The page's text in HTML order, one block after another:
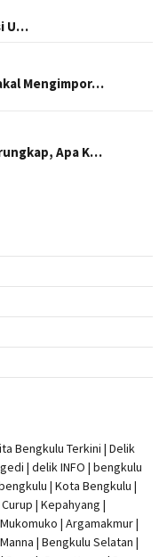
U…
Mengimpor…
Apa K…
Bengkulu Terkini | Delik
| delik INFO | bengkulu
| Kota Bengkulu |
| Kepahyang |
| Argamakmur |
| Bengkulu Selatan |